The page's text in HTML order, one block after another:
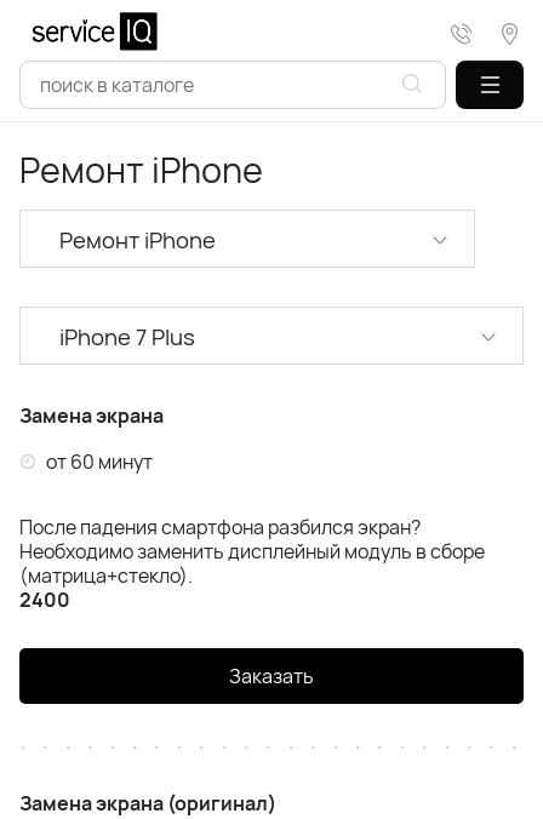
Ремонт iPhone
Ремонт iPhone
iPhone 17 Pro
iPhone Air
iPhone 16 Plus
iPhone 16e
iPhone 7 Plus
Замена экрана
от 60 минут
После падения смартфона разбился экран?
Необходимо заменить дисплейный модуль в сборе
(матрица+стекло).
2400
Заказать
Замена экрана (оригинал)